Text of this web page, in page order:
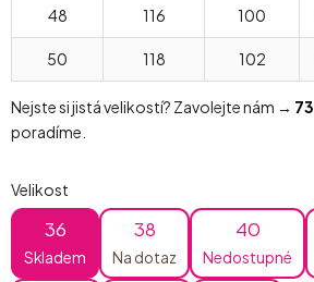
48 116 100
50 118 102
Nejste si jistá velikostí? Zavolejte nám →
poradíme.
Velikost
36
Skladem
38
Na dotaz
40
Nedostupné